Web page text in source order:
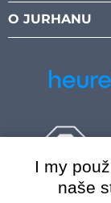
O JURHANU
I my
naše